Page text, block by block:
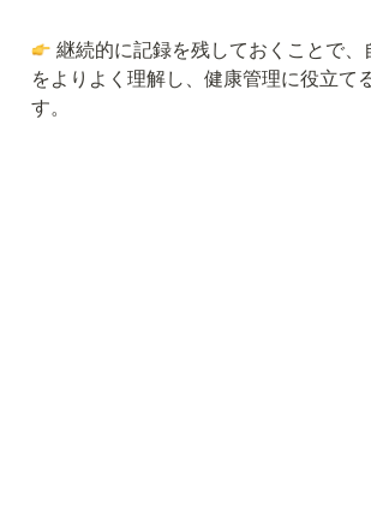
継続的に記録を残しておくことで、
をよりよく理解し、健康管理に役立て
す。